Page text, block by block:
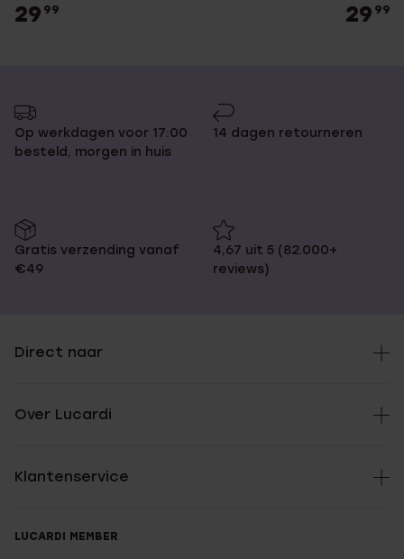
29 99 29 99
Op werkdagen voor 17:00
besteld, morgen in huis
14 dagen retourneren
Gratis verzending vanaf
€49
4,67 uit 5 (82.000+
reviews)
Direct naar
Over Lucardi
Klantenservice
LUCARDI MEMBER